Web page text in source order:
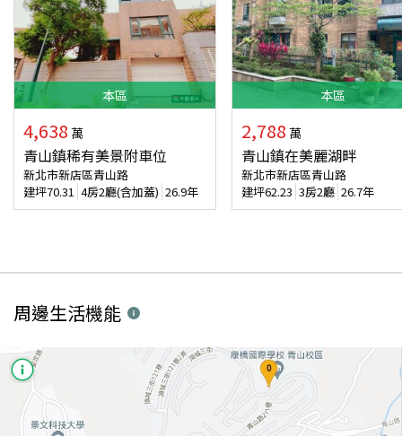
本區
4,638 萬
青山鎮稀有美景附車位
新北市新店區青山路
建坪70.31 4房2廳(含加蓋) 26.9年
本區
2,788 萬
青山鎮在美麗湖畔
新北市新店區青山路
建坪62.23 3房2廳 26.7年
周邊生活機能